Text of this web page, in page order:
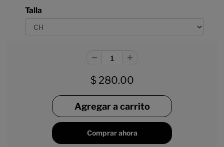
Talla
$ 280.00
Comprar ahora